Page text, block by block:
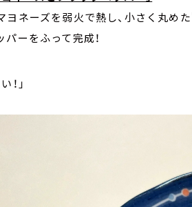
ヨネーズを弱火で熱し、小さく丸め
ーをふって完成！
！」